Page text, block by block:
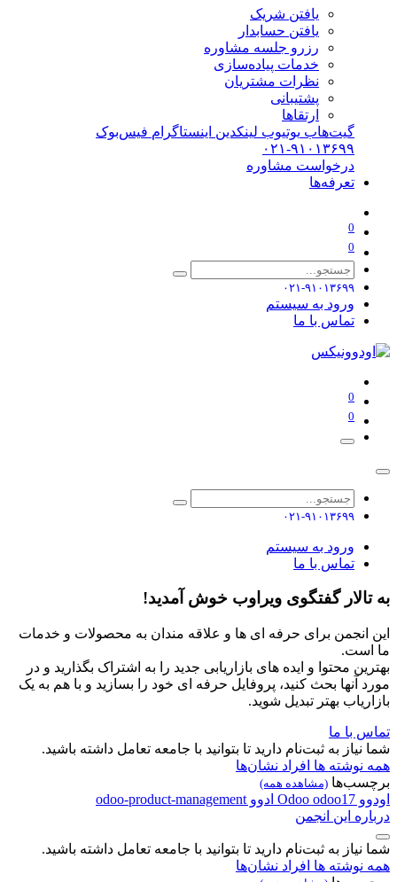
یافتن شریک
یافتن حسابدار
رزرو جلسه مشاوره
خدمات پیاده‌سازی
نظرات مشتریان
پشتیبانی
ارتقاها
گیت‌هاب یوتیوب لینکدین اینستاگرام فیس‌بوک
۰۲۱-۹۱۰۱۳۶۹۹
درخواست مشاوره
تعرفه‌ها
0
0
۰۲۱-۹۱۰۱۳۶۹۹
ورود به سیستم
تماس با ما
0
0
۰۲۱-۹۱۰۱۳۶۹۹
ورود به سیستم
تماس با ما
به تالار گفتگوی ویراوب خوش آمدید!
این انجمن برای حرفه ای ها و علاقه مندان به محصولات و خدمات
ما است.
بهترین محتوا و ایده های بازاریابی جدید را به اشتراک بگذارید و در
مورد آنها بحث کنید، پروفایل حرفه ای خود را بسازید و با هم به یک
بازاریاب بهتر تبدیل شوید.
تماس با ما
شما نیاز به ثبت‌نام دارید تا بتوانید با جامعه تعامل داشته باشید.
همه نوشته ها افراد نشان‌ها
برچسب‌ها (مشاهده همه)
اودوو Odoo odoo17 ادوو odoo-product-management
درباره این انجمن
شما نیاز به ثبت‌نام دارید تا بتوانید با جامعه تعامل داشته باشید.
همه نوشته ها افراد نشان‌ها